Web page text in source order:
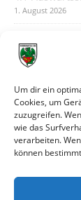
Um dir ein
Cookies, um
zuzugreifen.
wie das
verarbeiten.
können
1. August 2026
31. Juli 2026
30. Juli 2026
Deine
28. Juli 2026
Neuer
Neue